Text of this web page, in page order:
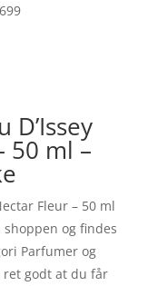
D’Issey
50 ml –
Fleur – 50 ml
og findes
Parfumer og
godt at du får